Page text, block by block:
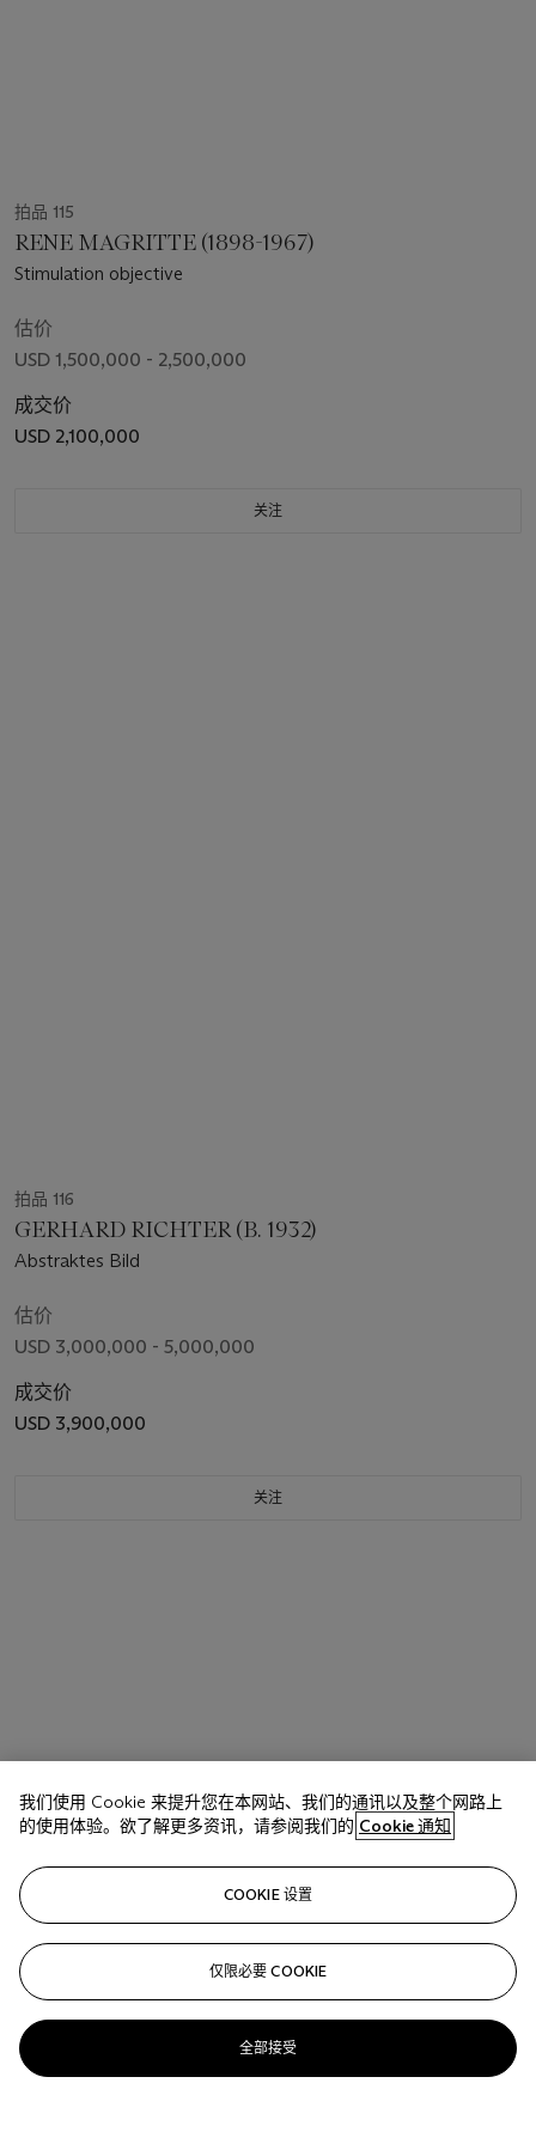
拍品 115
RENE MAGRITTE (1898-1967)
Stimulation objective
估价
USD 1,500,000 - 2,500,000
成交价
USD 2,100,000
关注
拍品 116
GERHARD RICHTER (B. 1932)
Abstraktes Bild
估价
USD 3,000,000 - 5,000,000
成交价
USD 3,900,000
关注
我们使用 Cookie 来提升您在本网站、我们的通讯以及整个网路上
的使用体验。欲了解更多资讯，请参阅我们的 Cookie 通知
COOKIE 设置
仅限必要 COOKIE
全部接受